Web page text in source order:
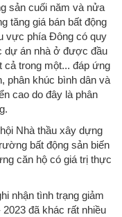
sản cuối năm và nửa
tăng giá bán bất động
vực phía Đông có quy
dự án nhà ở được đầu
cả trong một... đáp ứng
phân khúc bình dân và
cao do đây là phân
Nhà thầu xây dựng
bất động sản biến
căn hộ có giá trị thực
nhận tình trạng giảm
đã khác rất nhiều